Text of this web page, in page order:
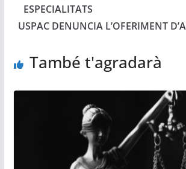
ESPECIALITATS
USPAC DENUNCIA L’OFERIMENT
També t'agradarà